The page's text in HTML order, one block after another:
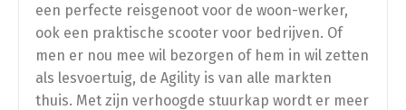
Afstelling op ±54 km/u (gedoogde snelheid)
een perfecte reisgenoot voor de woon-werker,
ook een praktische scooter voor bedrijven. Of
men er nou mee wil bezorgen of hem in wil zetten
als lesvoertuig, de Agility is van alle markten
thuis. Met zijn verhoogde stuurkap wordt er meer